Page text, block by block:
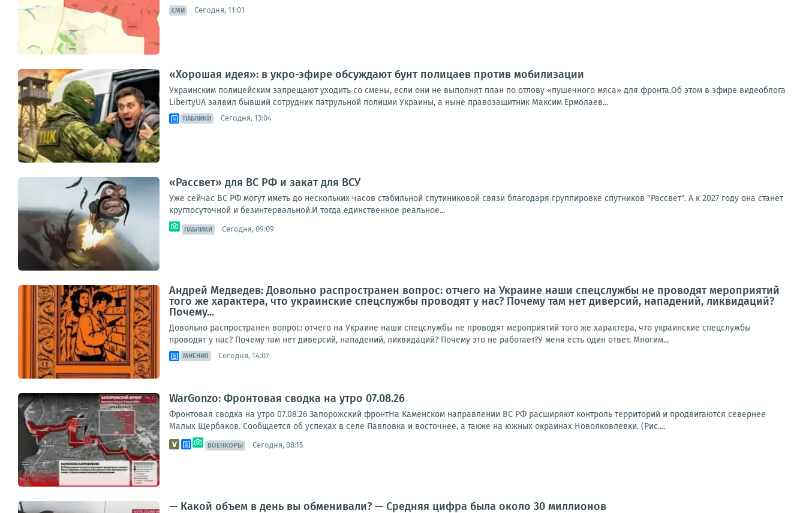
СМИ Сегодня, 11:01
«Хорошая идея»: в укро-эфире обсуждают бунт полицаев против мобилизации
Украинским полицейским запрещают уходить со смены, если они не выполнят план по отлову «пушечного мяса» для фронта.Об этом в эфире видеоблога
LibertyUA заявил бывший сотрудник патрульной полиции Украины, а ныне правозащитник Максим Ермолаев...
ПАБЛИКИ Сегодня, 13:04
«Рассвет» для ВС РФ и закат для ВСУ
Уже сейчас ВС РФ могут иметь до нескольких часов стабильной спутиниковой связи благодаря группировке спутников "Рассвет". А к 2027 году она станет
круглосуточной и безинтервальной.И тогда единственное реальное...
ПАБЛИКИ Сегодня, 09:09
Андрей Медведев: Довольно распространен вопрос: отчего на Украине наши спецслужбы не проводят мероприятий
того же характера, что украинские спецслужбы проводят у нас? Почему там нет диверсий, нападений, ликвидаций?
Почему...
Довольно распространен вопрос: отчего на Украине наши спецслужбы не проводят мероприятий того же характера, что украинские спецслужбы
проводят у нас? Почему там нет диверсий, нападений, ликвидаций? Почему это не работает?У меня есть один ответ. Многим...
МНЕНИЯ Сегодня, 14:07
WarGonzo: Фронтовая сводка на утро 07.08.26
Фронтовая сводка на утро 07.08.26 Запорожский фронтНа Каменском направлении ВС РФ расширяют контроль территорий и продвигаются севернее
Малых Щербаков. Сообщается об успехах в селе Павловка и восточнее, а также на южных окраинах Новояковлевки. (Рис....
ВОЕНКОРЫ Сегодня, 08:15
— Какой объем в день вы обменивали? — Средняя цифра была около 30 миллионов